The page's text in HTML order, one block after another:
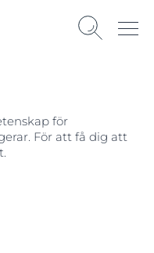
för
För att få dig att